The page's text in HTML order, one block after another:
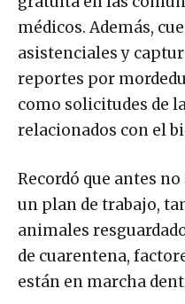
gratuita en las
médicos. Además,
asistenciales y
reportes por
como solicitudes de
relacionados con el
Recordó que antes
un plan de trabajo,
animales
de cuarentena,
están en marcha